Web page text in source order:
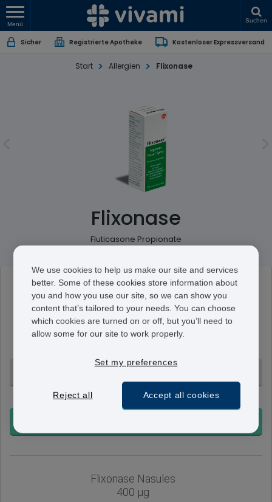
Menü
Suchen
Sicher Registrierte Apotheke Kostenloser Expressversand
Start Allergien Flixonase
Flixonase
Fluticasone Propionate
Flixonase
50 µg
Im Nasenspray von Flixonase enthält ein Sprühstoß
50µg Fluticason. Zwei Sprühvorgänge sind für jedes
+ Ohne Voranmeldung
Flixonase Nasules
400 µg
We use cookies to help us make our site and services
better. Some of these cookies store information about
you and how you use our site, so we can show you
content that’s tailored to your needs. You can choose
which cookies are turned on or off, but you’ll need to
allow some for our site to work properly.
Set my preferences
Reject all Accept all cookies